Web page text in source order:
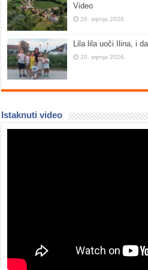
Video
26. srpnja 2026.
Lila lila uoči Ilina, i
20. srpnja 2026.
Istaknuti video